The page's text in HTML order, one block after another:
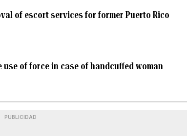
of escort services for former Puerto Rico
of force in case of handcuffed woman
PUBLICIDAD